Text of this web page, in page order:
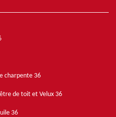
charpente 36
de toit et Velux 36
36